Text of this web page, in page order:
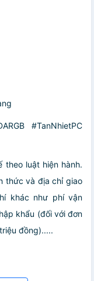
#TanNhietPC
theo luật hiện hành.
thức và địa chỉ giao
khác như phí vận
khẩu (đối với đơn
đồng).....